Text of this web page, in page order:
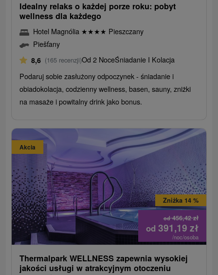
Idealny relaks o każdej porze roku: pobyt
wellness dla każdego
Hotel Magnólia ★★★★ Pieszczany
Piešťany
8,6 (165 recenzji)Od 2 NoceŚniadanie I Kolacja
Podaruj sobie zasłużony odpoczynek - śniadanie i
obiadokolacja, codzienny wellness, basen, sauny, zniżki
na masaże i powitalny drink jako bonus.
Akcia
od456,42zł
Zniżka 14 %
od 391,19 zł
/noc/osoba
Thermalpark WELLNESS zapewnia wysokiej
jakości usługi w atrakcyjnym otoczeniu